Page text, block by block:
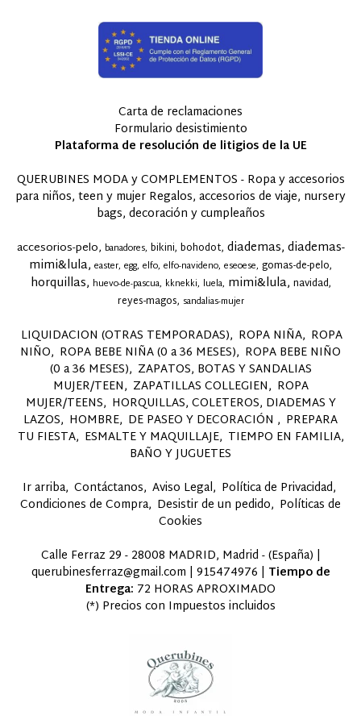
Carta de reclamaciones
Formulario desistimiento
Plataforma de resolución de litigios de la UE
QUERUBINES MODA y COMPLEMENTOS - Ropa y accesorios
para niños, teen y mujer Regalos, accesorios de viaje, nursery
bags, decoración y cumpleaños
accesorios-pelo banadores bikini bohodot diademas diademas-
mimi&lula easter egg elfo elfo-navideno eseoese gomas-de-pelo
horquillas huevo-de-pascua kknekki luela mimi&lula navidad
reyes-magos sandalias-mujer
LIQUIDACION (OTRAS TEMPORADAS) ROPA NIÑA ROPA
NIÑO ROPA BEBE NIÑA (0 a 36 MESES) ROPA BEBE NIÑO
(0 a 36 MESES) ZAPATOS, BOTAS Y SANDALIAS
MUJER/TEEN ZAPATILLAS COLLEGIEN ROPA
MUJER/TEENS HORQUILLAS, COLETEROS, DIADEMAS Y
LAZOS HOMBRE DE PASEO Y DECORACIÓN
PREPARA
TU FIESTA ESMALTE Y MAQUILLAJE TIEMPO EN FAMILIA,
BAÑO Y JUGUETES
Ir arriba Contáctanos Aviso Legal Política de Privacidad
Condiciones de Compra Desistir de un pedido Políticas de
Cookies
Calle Ferraz 29 - 28008 MADRID, Madrid - (España) |
querubinesferraz@gmail.com | 915474976 | Tiempo de
Entrega: 72 HORAS APROXIMADO
(*) Precios con Impuestos incluidos